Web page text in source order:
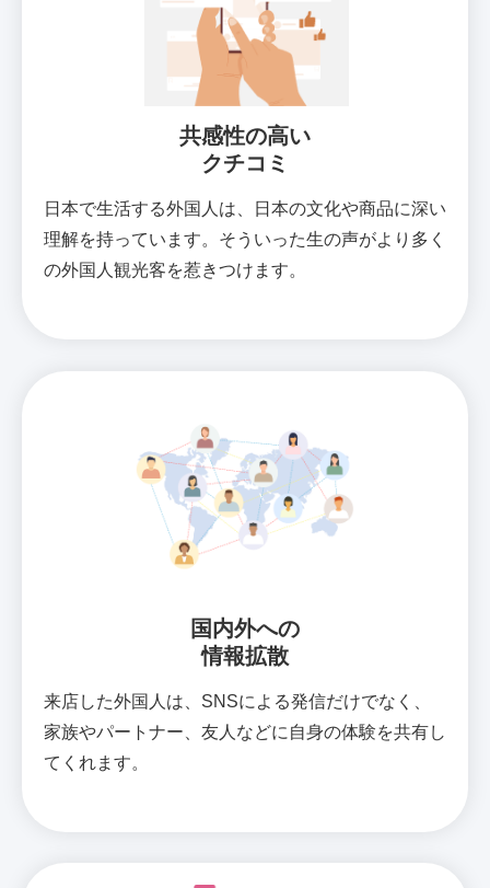
共感性の高い
クチコミ
日本で生活する外国人は、日本の文化や商品に深い
理解を持っています。そういった生の声がより多く
の外国人観光客を惹きつけます。
国内外への
情報拡散
来店した外国人は、SNSによる発信だけでなく、
家族やパートナー、友人などに自身の体験を共有し
てくれます。